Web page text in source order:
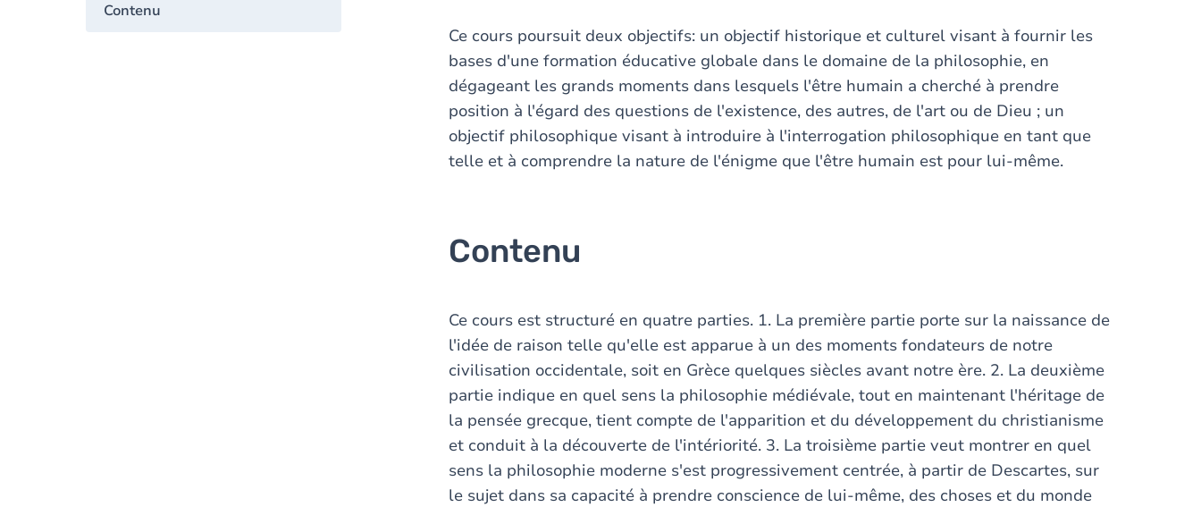
Contenu
Ce cours poursuit deux objectifs: un objectif historique et culturel visant à fournir les
bases d'une formation éducative globale dans le domaine de la philosophie, en
dégageant les grands moments dans lesquels l'être humain a cherché à prendre
position à l'égard des questions de l'existence, des autres, de l'art ou de Dieu ; un
objectif philosophique visant à introduire à l'interrogation philosophique en tant que
telle et à comprendre la nature de l'énigme que l'être humain est pour lui-même.
Contenu
Ce cours est structuré en quatre parties. 1. La première partie porte sur la naissance de
l'idée de raison telle qu'elle est apparue à un des moments fondateurs de notre
civilisation occidentale, soit en Grèce quelques siècles avant notre ère. 2. La deuxième
partie indique en quel sens la philosophie médiévale, tout en maintenant l'héritage de
la pensée grecque, tient compte de l'apparition et du développement du christianisme
et conduit à la découverte de l'intériorité. 3. La troisième partie veut montrer en quel
sens la philosophie moderne s'est progressivement centrée, à partir de Descartes, sur
le sujet dans sa capacité à prendre conscience de lui-même, des choses et du monde